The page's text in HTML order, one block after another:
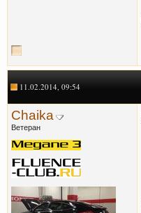
11.02.2014, 09:54
Chaika
Ветеран